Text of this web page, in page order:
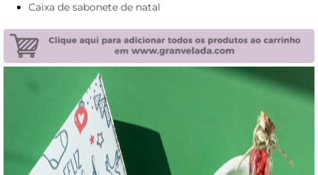
Caixa de sabonete de natal